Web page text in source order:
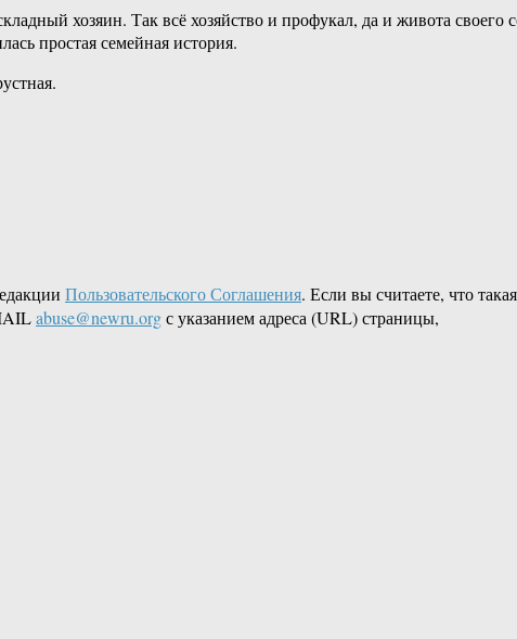
хозяин. Так всё хозяйство и профукал, да и живота своего
простая семейная история.
Пользовательского Соглашения. Если вы считаете, что такая
abuse@newru.orgс указанием адреса (URL) страницы,